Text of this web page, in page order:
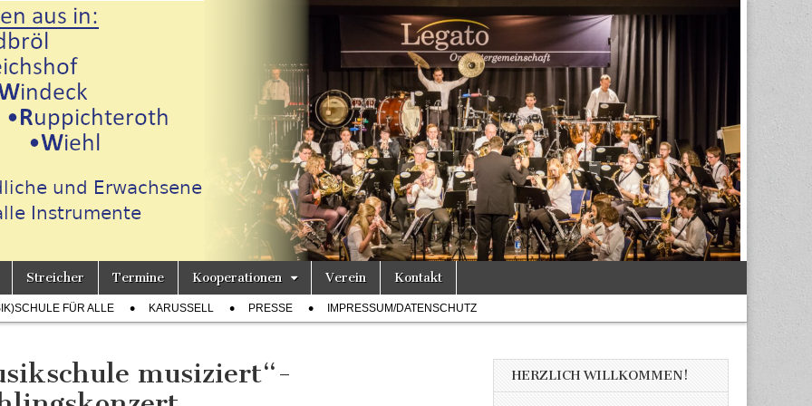
Streicher Termine Kooperationen Verein Kontakt
FÜR ALLE KARUSSELL PRESSE IMPRESSUM/DATENSCHUTZ
musiziert“-
HERZLICH WILLKOMMEN!